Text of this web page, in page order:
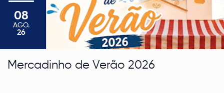
07 de agosto de 2026 a 08 de agosto de 2026
08
AGO.
26
Mercadinho de Verão 2026